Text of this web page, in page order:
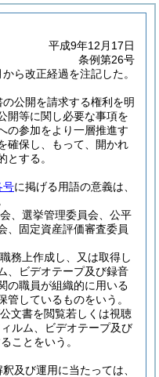
平成9年12月17日
条例第26号
ら改正経過を注記した。
公開を請求する権利を明
開等に関し必要な事項を
の参加をより一層推進す
確保し、もって、開かれ
とする。
号に掲げる用語の意義は、
、選挙管理委員会、公平
、固定資産評価審査委員
務上作成し、又は取得し
、ビデオテープ及び録音
の職員が組織的に用いる
管しているものをいう。
文書を閲覧若しくは視聴
ルム、ビデオテープ及び
ことをいう。
及び運用に当たっては、